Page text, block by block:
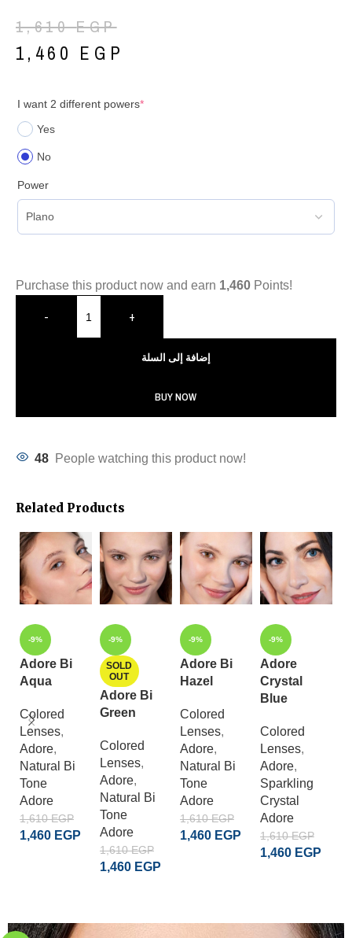
1,610EGP
1,460 EGP
I want 2 different powers*
Yes
No
Power
Purchase this product now and earn 1,460 Points!
- +
إضافة إلى السلة
BUY NOW
48 People watching this product now!
Related Products
-9%
Adore Bi
Aqua
Colored
Lenses,
Adore,
Natural Bi
Tone
Adore
1,610EGP
1,460 EGP
-9%
SOLD
OUT
Adore Bi
Green
Colored
Lenses,
Adore,
Natural Bi
Tone
Adore
1,610EGP
1,460 EGP
-9%
Adore Bi
Hazel
Colored
Lenses,
Adore,
Natural Bi
Tone
Adore
1,610EGP
1,460 EGP
-9%
Adore
Crystal
Blue
Colored
Lenses,
Adore,
Sparkling
Crystal
Adore
1,610EGP
1,460 EGP